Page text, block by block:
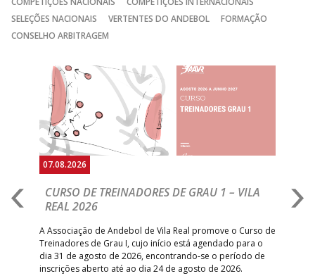
SELEÇÕES NACIONAIS
VERTENTES DO ANDEBOL
FORMAÇÃO
CONSELHO ARBITRAGEM
07.08.2026
CURSO DE TREINADORES DE GRAU 1 – VILA
REAL 2026
A Associação de Andebol de Vila Real promove o Curso de
Treinadores de Grau I, cujo início está agendado para o
dia 31 de agosto de 2026, encontrando-se o período de
inscrições aberto até ao dia 24 de agosto de 2026.
Anterior